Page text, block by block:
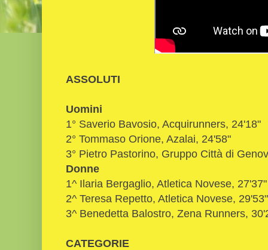
ASSOLUTI
Uomini
1° Saverio Bavosio, Acquirunners, 24'18"
2° Tommaso Orione, Azalai, 24'58"
3° Pietro Pastorino, Gruppo Città di
Donne
1^ Ilaria Bergaglio, Atletica Novese,
2^ Teresa Repetto, Atletica Novese, 29'53"
3^ Benedetta Balostro, Zena Runners,
CATEGORIE